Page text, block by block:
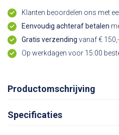
Klanten beoordelen ons met
Eenvoudig achteraf betalen
Gratis verzending vanaf €
Op werkdagen voor 15:00
Productomschrijving
Specificaties